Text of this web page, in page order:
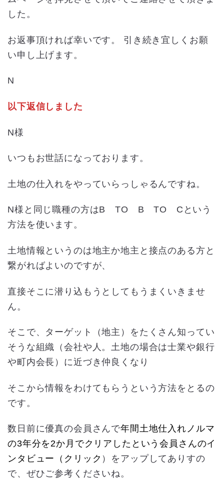
した。
お返事頂ければ幸いです。 引き続き宜しくお願
い申し上げます。
N
以下返信しました
N様
いつもお世話になっております。
土地の仕入れをやっていらっしゃるんですね。
N様と同じ職種の方はB TO B TO Cという
方法を使います。
土地情報というのは地主か地主と接点のある方と
繋がればよいのですが、
直接そこに潜り込もうとしてもうまくいきませ
ん。
そこで、ターゲット（地主）をたくさん知ってい
そうな組織（会社や人。土地の場合は士業や銀行
や町内会長）に近づき仲良くなり
そこから情報をわけてもらうという方法をとるの
です。
数日前に優真の会員さんで年間土地仕入れノルマ
の3年分を2か月でクリアしたという会員さんのイ
ンタビュー（クリック ）をアップしてありすの
で、ぜひご参考くださいね。